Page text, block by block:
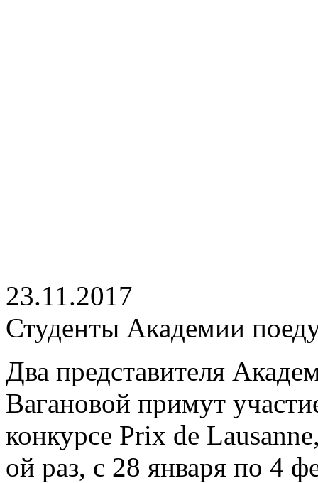
23.11.2017
Студенты Академии
Два представителя
Вагановой примут
конкурсе Prix de
ой раз, с 28 января по 4